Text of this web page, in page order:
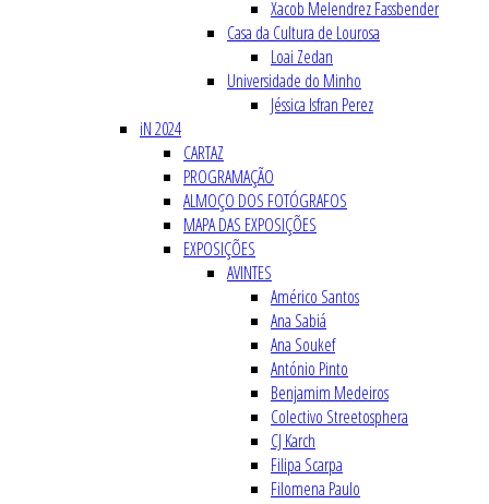
Xacob Melendrez Fassbender
Casa da Cultura de Lourosa
Loai Zedan
Universidade do Minho
Jéssica Isfran Perez
iN 2024
CARTAZ
PROGRAMAÇÃO
ALMOÇO DOS FOTÓGRAFOS
MAPA DAS EXPOSIÇÕES
EXPOSIÇÕES
AVINTES
Américo Santos
Ana Sabiá
Ana Soukef
António Pinto
Benjamim Medeiros
Colectivo Streetosphera
CJ Karch
Filipa Scarpa
Filomena Paulo